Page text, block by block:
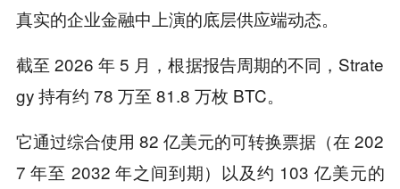
真实的企业金融中上演的底层供应端动态。
截至 2026 年 5 月，根据报告周期的不同，Strate
gy 持有约 78 万至 81.8 万枚 BTC。
它通过综合使用 82 亿美元的可转换票据（在 202
7 年至 2032 年之间到期）以及约 103 亿美元的